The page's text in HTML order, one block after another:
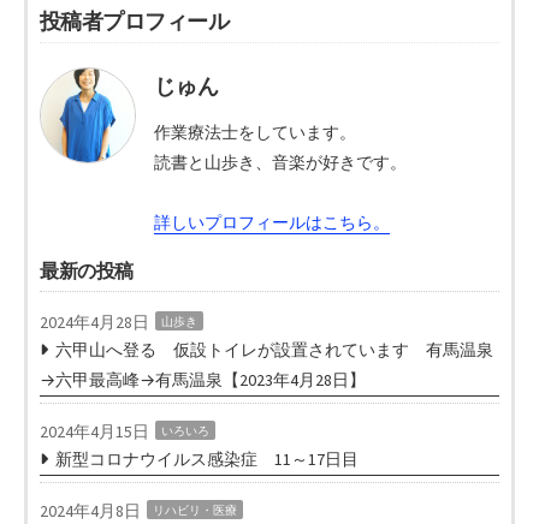
投稿者プロフィール
じゅん
作業療法士をしています。
読書と山歩き、音楽が好きです。
詳しいプロフィールはこちら。
最新の投稿
2024年4月28日 山歩き
六甲山へ登る 仮設トイレが設置されています 有馬温泉
→六甲最高峰→有馬温泉【2023年4月28日】
2024年4月15日 いろいろ
新型コロナウイルス感染症 11～17日目
2024年4月8日 リハビリ・医療